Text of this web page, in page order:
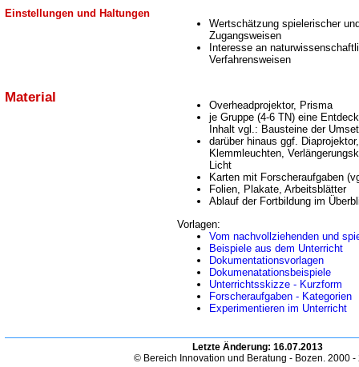
Einstellungen und Haltungen
Wertschätzung spielerischer
Zugangsweisen
Interesse an
Verfahrensweisen
Material
Overheadprojektor, Prisma
je Gruppe (4-6 TN) eine
Inhalt vgl.: Bausteine der
darüber hinaus ggf.
Klemmleuchten,
Licht
Karten mit Forscheraufgaben
Folien, Plakate, Arbeitsblätter
Ablauf der Fortbildung im
Vorlagen:
Vom nachvollziehenden und
Beispiele aus dem Unterricht
Dokumentationsvorlagen
Dokumenatationsbeispiele
Unterrichtsskizze - Kurzform
Forscheraufgaben - Kategorien
Experimentieren im Unterricht
Letzte Änderung: 16.07.2013
© Bereich Innovation und Beratung - Bozen. 2000 -